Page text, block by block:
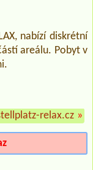
nabízí diskrétní
areálu. Pobyt v
relax.cz »